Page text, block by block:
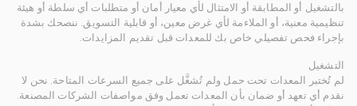
بالتشغيل أو المطابقة أو الامتثال لأي معيار أمان أو متطلبات أي سلطة أو هيئة
تنظيمية معنية، أو الملاءمة لأي غرض معين، أو قابلية التسويق. ننصحك بشدة
بإجراء فحص تفصيلي خاص بك للمعدات قبل تقديم المزايدات.
التشغيل
لم تُختبر المعدات تحت حمل ولم تُشغَّل على جميع السرعات المتاحة. نحن لا
نقدم أي تعهد أو ضمان بأن المعدات تعمل وفق مواصفات الشركات المصنعة.